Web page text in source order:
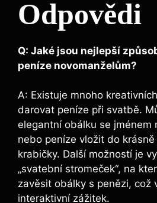
Odpovědi
Q: Jaké jsou nejlepší
peníze novomanželům?
A: Existuje mnoho
darovat peníze při svatbě.
elegantní obálku se jménem
nebo peníze vložit do
krabičky. Další možností je
„svatební stromeček“, na
zavěsit obálky s penězi, což
interaktivní zážitek.